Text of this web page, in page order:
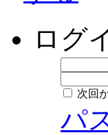
ログ
次回
パ